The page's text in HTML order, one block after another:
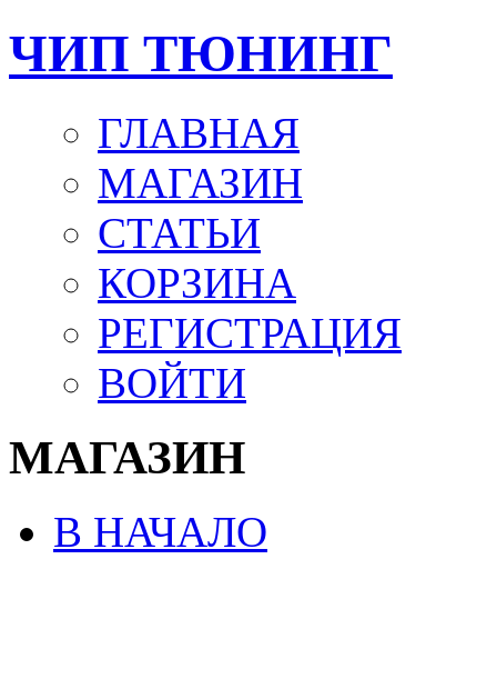
ЧИП ТЮНИНГ
ГЛАВНАЯ
МАГАЗИН
СТАТЬИ
КОРЗИНА
РЕГИСТРАЦИЯ
ВОЙТИ
МАГАЗИН
В НАЧАЛО